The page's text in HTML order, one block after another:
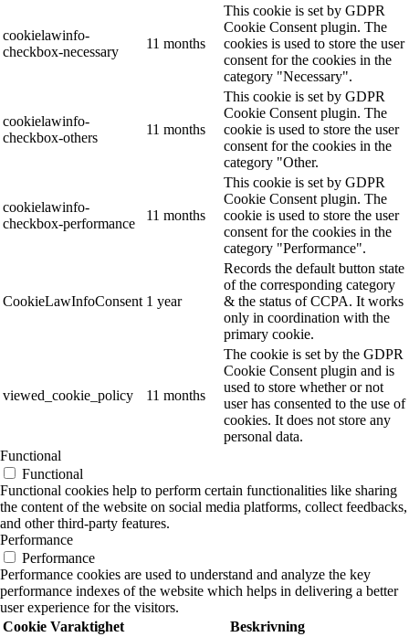
cookielawinfo-
checkbox-necessary
11 months
This cookie is set by GDPR
Cookie Consent plugin. The
cookies is used to store the user
consent for the cookies in the
category "Necessary".
cookielawinfo-
checkbox-others
11 months
This cookie is set by GDPR
Cookie Consent plugin. The
cookie is used to store the user
consent for the cookies in the
category "Other.
cookielawinfo-
checkbox-performance
11 months
This cookie is set by GDPR
Cookie Consent plugin. The
cookie is used to store the user
consent for the cookies in the
category "Performance".
CookieLawInfoConsent 1 year
Records the default button state
of the corresponding category
& the status of CCPA. It works
only in coordination with the
primary cookie.
viewed_cookie_policy 11 months
The cookie is set by the GDPR
Cookie Consent plugin and is
used to store whether or not
user has consented to the use of
cookies. It does not store any
personal data.
Functional
Functional
Functional cookies help to perform certain functionalities like sharing
the content of the website on social media platforms, collect feedbacks,
and other third-party features.
Performance
Performance
Performance cookies are used to understand and analyze the key
performance indexes of the website which helps in delivering a better
user experience for the visitors.
Cookie Varaktighet Beskrivning